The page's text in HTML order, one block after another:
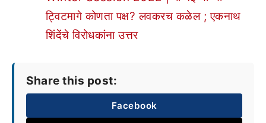
ट्विटमागे कोणता पक्ष? लवकरच कळेल ; एकनाथ
शिंदेंचे विरोधकांना उत्तर
Share this post:
Facebook